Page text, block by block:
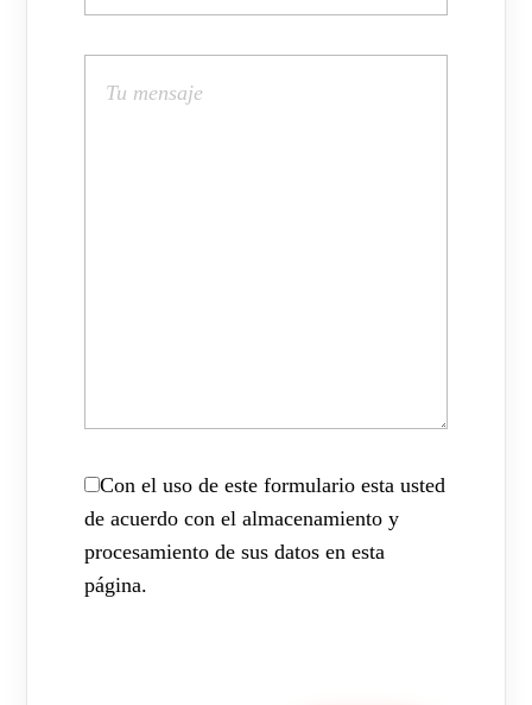
Con el uso de este formulario esta usted
de acuerdo con el almacenamiento y
procesamiento de sus datos en esta
página.